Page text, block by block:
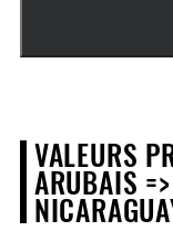
VALEURS
ARUBAIS